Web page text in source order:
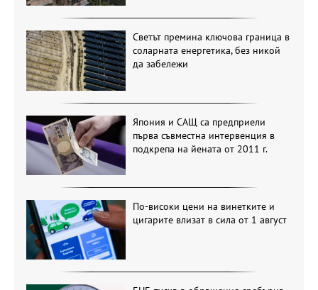
Светът премина ключова граница в
соларната енергетика, без никой
да забележи
Япония и САЩ са предприели
първа съвместна интервенция в
подкрепа на йената от 2011 г.
По-високи цени на винетките и
цигарите влизат в сила от 1 август